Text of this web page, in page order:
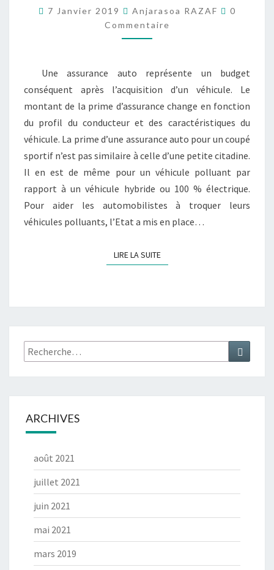
CONVERSION
JUSQU’À
5 000
SUPPORTER
LE
BUDGET
AUTO
7 Janvier 2019 Anjarasoa RAZAF
0
Commentaire
Une assurance auto représente un budget
conséquent après l’acquisition d’un véhicule. Le
montant de la prime d’assurance change en fonction
du profil du conducteur et des caractéristiques du
véhicule. La prime d’une assurance auto pour un coupé
sportif n’est pas similaire à celle d’une petite citadine.
Il en est de même pour un véhicule polluant par
rapport à un véhicule hybride ou 100 % électrique.
Pour aider les automobilistes à troquer leurs
véhicules polluants, l’Etat a mis en place…
LIRE LA SUITELIRE LA SUITE
Rechercher :
ARCHIVES
août 2021
juillet 2021
juin 2021
mai 2021
mars 2019